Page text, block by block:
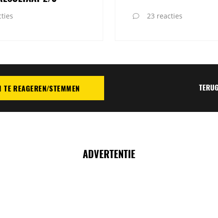
23 reacties
REAGEREN/STEMMEN
ADVERTENTIE